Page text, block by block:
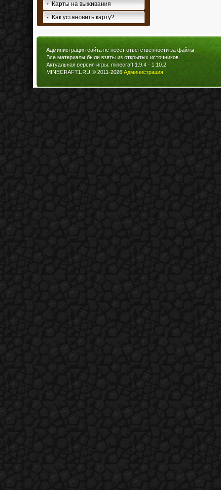
Карты на выживания
Как установить карту?
Администрация сайта не несёт ответственности за файлы.
Все материалы были взяты из открытых источников.
Актуальная версия игры: minecraft 1.9.4 - 1.10.2
MINECRAFT1.RU © 2011-2026 Администрация